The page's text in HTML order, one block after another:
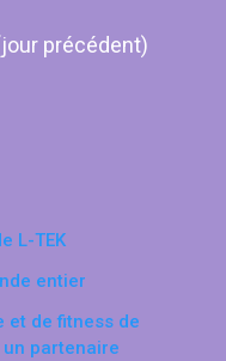
précédent)
L-TEK
entier
et de fitness de
partenaire